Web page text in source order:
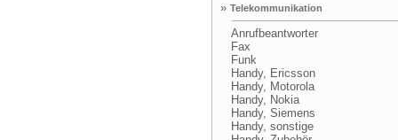
» Telekommunikation
Anrufbeantworter
Fax
Funk
Handy, Ericsson
Handy, Motorola
Handy, Nokia
Handy, Siemens
Handy, sonstige